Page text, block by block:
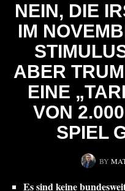
NEIN, DIE
IM
ABER
EINE
VON
SPIEL
BY
Es sind keine